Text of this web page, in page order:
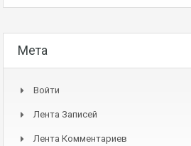
Мета
Войти
Лента Записей
Лента Комментариев